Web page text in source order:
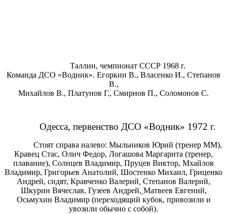
Таллин, чемпионат СССР 1968 г.
Команда ДСО «Водник». Егоркин В., Власенко И., Степанов
В.,
Михайлов В., Платунов Г., Смирнов П., Соломонов С.
Одесса, первенство ДСО «Водник» 1972 г.
Стоят справа налево: Мыльников Юрий (тренер ММ),
Кравец Стас, Олич Федор, Логашова Маргарита (тренер,
плавание), Солнцев Владимир, Пруцев Виктор, Мхайлов
Владимир, Григорьев Анатолий, Шостенко Михаил, Гриценко
Андрей, сидят, Кравченко Валерий Степанов Валерий,
Шкурин Вячеслав, Гузеев Андрей, Матвеев Евгений,
Осьмухин Владимир (переходящий кубок, привозили и
увозили обычно с собой).